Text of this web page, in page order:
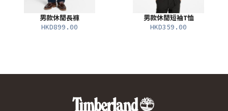
男款休閒長褲
HKD899.00
男款休閒短袖T恤
HKD359.00